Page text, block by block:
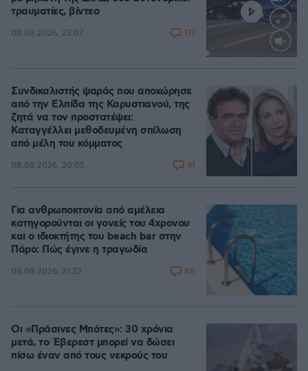
τραυματίες, βίντεο
08.08.2026, 23:07 117
Συνδικαλιστής ψαράς που αποχώρησε
από την Ελπίδα της Καρυστιανού, της
ζητά να τον προστατέψει:
Καταγγέλλει μεθοδευμένη σπίλωση
από μέλη του κόμματος
08.08.2026, 20:05 41
Για ανθρωποκτονία από αμέλεια
κατηγορούνται οι γονείς του 4χρονου
και ο ιδιοκτήτης του beach bar στην
Πάρο: Πώς έγινε η τραγωδία
08.08.2026, 21:22 88
Οι «Πράσινες Μπότες»: 30 χρόνια
μετά, το Έβερεστ μπορεί να δώσει
πίσω έναν από τους νεκρούς του